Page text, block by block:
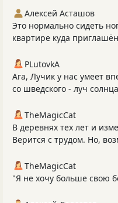
Алексей Асташов
Это нормально сидеть
квартире куда
PLutоvkА
Ага, Лучик у нас умеет
со шведского - луч
TheMagicCat
В деревнях тех лет и
Верится с трудом. Но,
TheMagicCat
"Я не хочу больше свою